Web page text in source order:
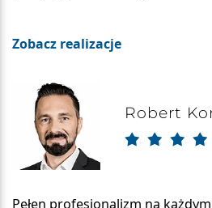
Zobacz realizacje
Robert
Pełen profesjonalizm na